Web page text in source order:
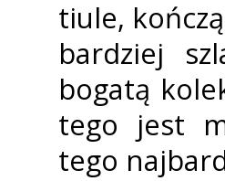
tiule,
bardziej
bogatą
tego jest
tego